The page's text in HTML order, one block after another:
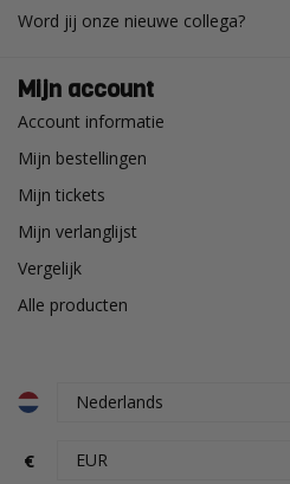
Word jij onze nieuwe collega?
Mijn account
Account informatie
Mijn bestellingen
Mijn tickets
Mijn verlanglijst
Vergelijk
Alle producten
€